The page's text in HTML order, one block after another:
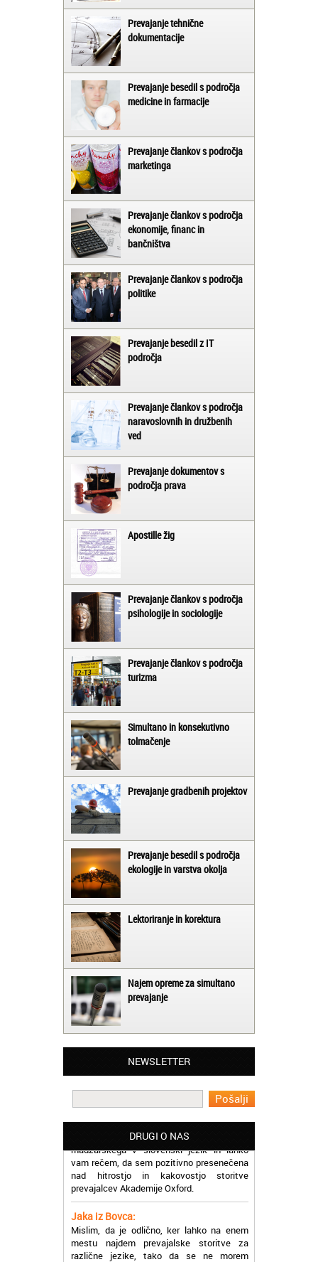
Prevajanje tehnične
dokumentacije
Prevajanje besedil s področja
medicine in farmacije
Prevajanje člankov s področja
marketinga
Prevajanje člankov s področja
ekonomije, financ in
bančništva
Prevajanje člankov s področja
politike
Prevajanje besedil z IT
področja
Prevajanje člankov s področja
naravoslovnih in družbenih
ved
Prevajanje dokumentov s
področja prava
Apostille žig
Prevajanje člankov s področja
psihologije in sociologije
Prevajanje člankov s področja
turizma
Simultano in konsekutivno
tolmačenje
Prevajanje gradbenih projektov
Prevajanje besedil s področja
ekologije in varstva okolja
Lektoriranje in korektura
Najem opreme za simultano
prevajanje
NEWSLETTER
DRUGI O NAS
Matjaž iz Ajdovščine:
Lahko pohvalim vse zaposlene v Akademiji
Oxford, ker so resnično profesionalni in
prevajalske storitve opravljajo hitro in
učinkoviti.
madžarskega v slovenski jezik in lahko
vam rečem, da sem pozitivno presenečena
nad hitrostjo in kakovostjo storitve
prevajalcev Akademije Oxford.
Jaka iz Bovca:
Mislim, da je odlično, ker lahko na enem
mestu najdem prevajalske storitve za
različne jezike, tako da se ne morem
sprehajati od prevajalca do prevajalca.